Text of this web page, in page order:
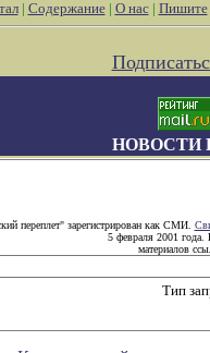
| Содержание| О нас| Пишите
НОВОСТИ
переплет" зарегистрирован как СМИ.
5 февраля 2001 года.
материалов
Тип